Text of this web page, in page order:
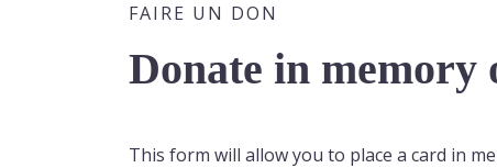
FAIRE UN DON
Donate in memory
This form will allow you to place a card in